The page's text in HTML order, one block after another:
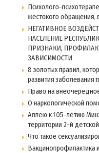
Психолого-
жестокого обращения,
НЕГАТИВНОЕ
НАСЕЛЕНИЕ
ПРИЗНАКИ,
ЗАВИСИМОСТИ
8 золотых правил,
развития заболевания
Право на
О наркологической
Аллею к 105-летию
территории 2-й
Что такое
Вакцинопрофилактика